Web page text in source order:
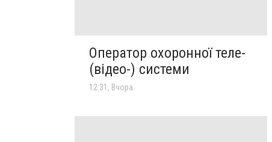
Оператор охоронної теле-
(відео-) системи
12:31, Вчора